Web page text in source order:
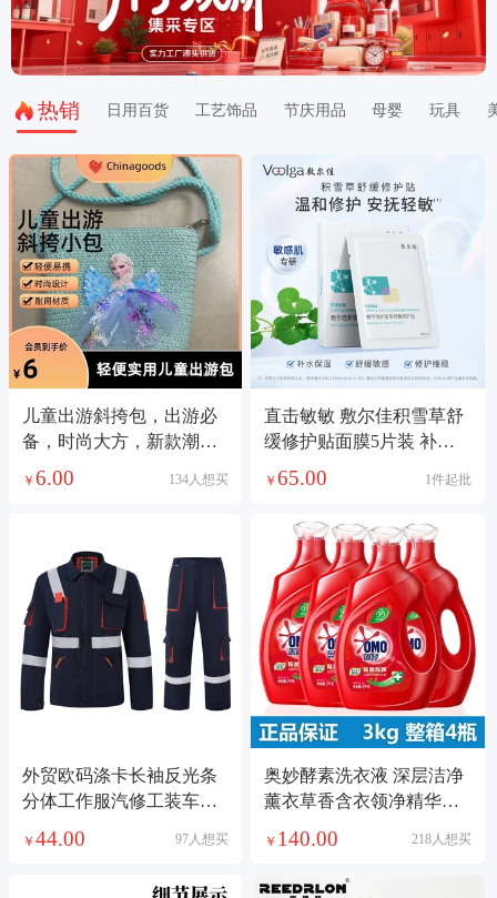
热销 日用百货 工艺饰品 节庆用品 母婴 玩具
儿童出游斜挎包，出游必
备，时尚大方，新款潮
流，里面空间大，可折叠
￥ 6.00 134人想买
直击敏敏 敷尔佳积雪草舒
缓修护贴面膜5片装 补水
保湿舒缓敏感肌泛红屏障
￥65.00 1件起批
外贸欧码涤卡长袖反光条
分体工作服汽修工装车间
袖工作服套装男耐脏耐磨
￥ 44.00 97人想买
奥妙酵素洗衣液 深层洁净
薰衣草香含衣领净精华洗
￥ 140.00 218人想买